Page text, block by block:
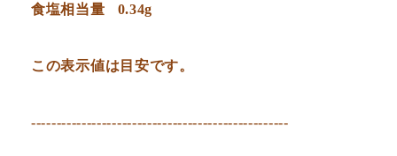
食塩相当量 0.34g
この表示値は目安です。
---------------------------------------------------